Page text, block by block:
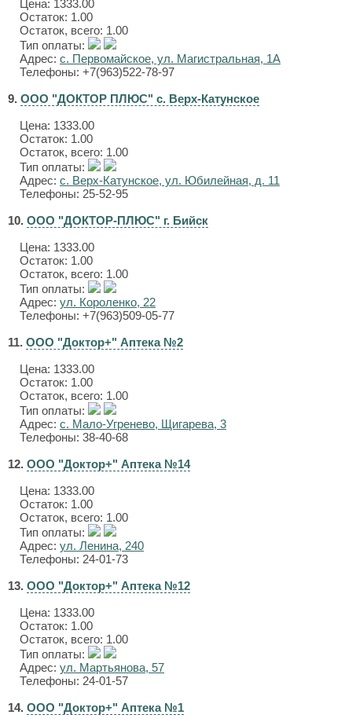
Цена: 1333.00
Остаток: 1.00
Остаток, всего: 1.00
Тип оплаты:
Адрес: с. Первомайское, ул. Магистральная, 1А
Телефоны: +7(963)522-78-97
9. ООО "ДОКТОР ПЛЮС" с. Верх-Катунское
Цена: 1333.00
Остаток: 1.00
Остаток, всего: 1.00
Тип оплаты:
Адрес: с. Верх-Катунское, ул. Юбилейная, д. 11
Телефоны: 25-52-95
10. ООО "ДОКТОР-ПЛЮС" г. Бийск
Цена: 1333.00
Остаток: 1.00
Остаток, всего: 1.00
Тип оплаты:
Адрес: ул. Короленко, 22
Телефоны: +7(963)509-05-77
11. ООО "Доктор+" Аптека №2
Цена: 1333.00
Остаток: 1.00
Остаток, всего: 1.00
Тип оплаты:
Адрес: с. Мало-Угренево, Щигарева, 3
Телефоны: 38-40-68
12. ООО "Доктор+" Аптека №14
Цена: 1333.00
Остаток: 1.00
Остаток, всего: 1.00
Тип оплаты:
Адрес: ул. Ленина, 240
Телефоны: 24-01-73
13. ООО "Доктор+" Аптека №12
Цена: 1333.00
Остаток: 1.00
Остаток, всего: 1.00
Тип оплаты:
Адрес: ул. Мартьянова, 57
Телефоны: 24-01-57
14. ООО "Доктор+" Аптека №1